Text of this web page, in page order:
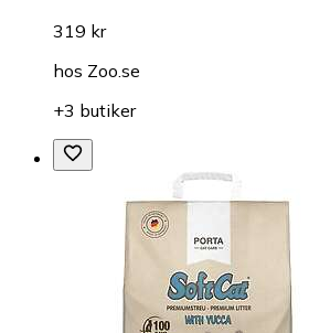
319 kr
hos Zoo.se
+3 butiker